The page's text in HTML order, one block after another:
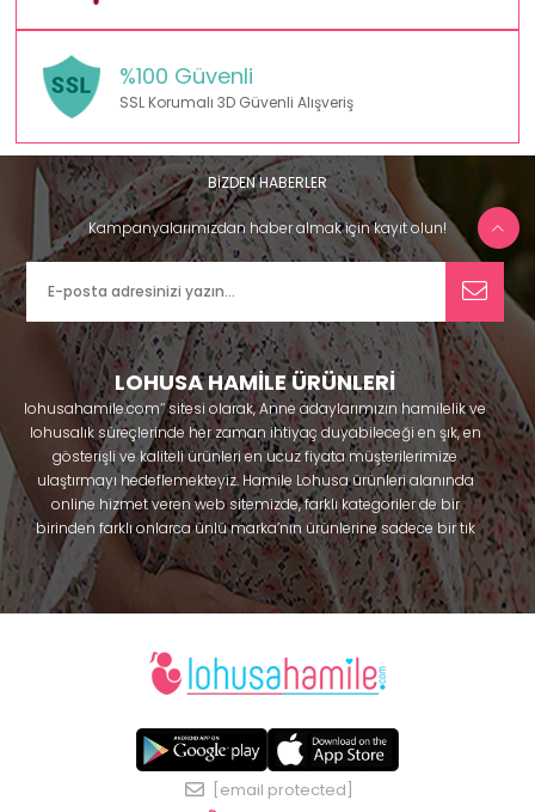
%100 Güvenli
SSL Korumalı 3D Güvenli Alışveriş
BİZDEN HABERLER
Kampanyalarımızdan haber almak için kayıt olun!
LOHUSA HAMİLE ÜRÜNLERİ
lohusahamile.com’’ sitesi olarak, Anne adaylarımızın hamilelik ve
lohusalık süreçlerinde her zaman ihtiyaç duyabileceği en şık, en
gösterişli ve kaliteli ürünleri en ucuz fiyata müşterilerimize
ulaştırmayı hedeflemekteyiz. Hamile Lohusa ürünleri alanında
online hizmet veren web sitemizde, farklı kategoriler de bir
birinden farklı onlarca ünlü marka’nın ürünlerine sadece bir tık
uzaklıkta olacaksınız. Hem hamilelik öncesi hem doğum sonrası
kullanabileceğiniz ürünler ile gebelik döneminizi huzur içinde
geçirmenize yardımcı olmaya çalışmaktayız. Annelerimizin
sabahlık, hamile pijama, hamile gecelik, Emzirme sütyeni,
Emzirme atleti, Lohusa taç ve terlik gibi ürünleri bir çok model
seçenekleriyle bir birinden güzel kombinler yaparak güven içinde
, Mecit, Tuba, Fc Fantasy, Feyza, Poleren, Anıl, Polkan,
Şahnur, Pijamis, miss mirella, alos, Rozalinda, Bone Club, Oyda,
Bambaşka, Polat yıldız, Aqua, Penye mood, Xses, Şule Onur, Free
[email protected]